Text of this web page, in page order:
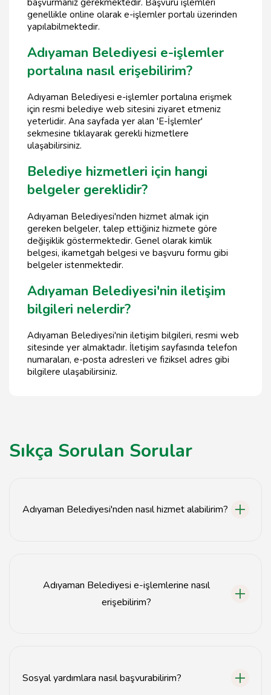
genellikle online olarak e-işlemler portalı üzerinden
yapılabilmektedir.
Adıyaman Belediyesi e-işlemler
portalına nasıl erişebilirim?
Adıyaman Belediyesi e-işlemler portalına erişmek
için resmi belediye web sitesini ziyaret etmeniz
yeterlidir. Ana sayfada yer alan 'E-İşlemler'
sekmesine tıklayarak gerekli hizmetlere
ulaşabilirsiniz.
Belediye hizmetleri için hangi
belgeler gereklidir?
Adıyaman Belediyesi'nden hizmet almak için
gereken belgeler, talep ettiğiniz hizmete göre
değişiklik göstermektedir. Genel olarak kimlik
belgesi, ikametgah belgesi ve başvuru formu gibi
belgeler istenmektedir.
Adıyaman Belediyesi'nin iletişim
bilgileri nelerdir?
Adıyaman Belediyesi'nin iletişim bilgileri, resmi web
sitesinde yer almaktadır. İletişim sayfasında telefon
numaraları, e-posta adresleri ve fiziksel adres gibi
bilgilere ulaşabilirsiniz.
Sıkça Sorulan Sorular
Adıyaman Belediyesi'nden nasıl hizmet alabilirim?
Adıyaman Belediyesi e-işlemlerine nasıl
erişebilirim?
Sosyal yardımlara nasıl başvurabilirim?